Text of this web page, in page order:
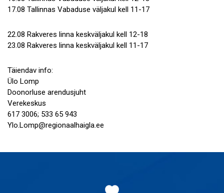
17.08 Tallinnas Vabaduse väljakul kell 11-17
22.08 Rakveres linna keskväljakul kell 12-18
23.08 Rakveres linna keskväljakul kell 11-17
Täiendav info:
Ülo Lomp
Doonorluse arendusjuht
Verekeskus
617 3006; 533 65 943
Ylo.Lomp@regionaalhaigla.ee